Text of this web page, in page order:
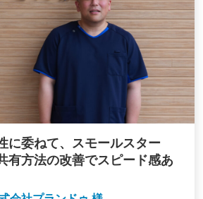
に委ねて、スモールスター
有方法の改善でスピード感あ